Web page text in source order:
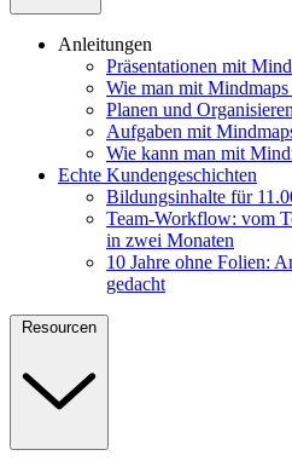
Anleitungen
Präsentationen mit
Wie man mit
Planen und
Aufgaben mit
Wie kann man mit
Echte Kundengeschichten
Bildungsinhalte für
Team-Workflow: vom
in zwei Monaten
10 Jahre ohne Folien:
gedacht
Resourcen